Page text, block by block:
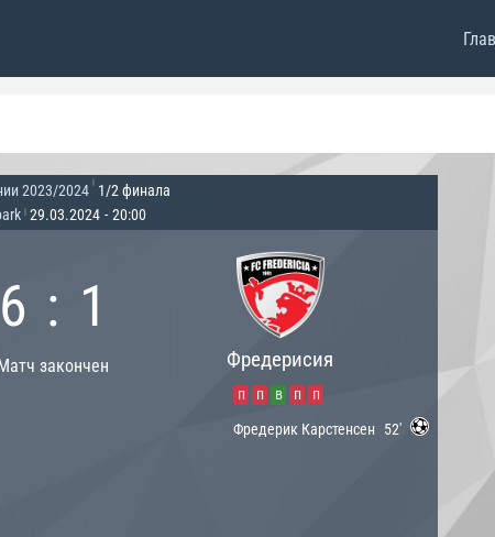
2023/2024 1/2 финала
29.03.2024 - 20:00
6 : 1
закончен Фредерисия
п п в п
п
Фредерик Карстенсен 52'